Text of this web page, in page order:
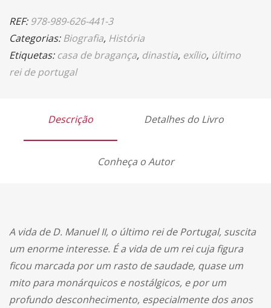
REF:978-989-626-441-3
Categorias:Biografia, História
Etiquetas: casa de bragança, dinastia, exílio, último
rei de portugal
Descrição Detalhes do Livro
Conheça o Autor
A vida de D. Manuel II, o último rei de Portugal, suscita
um enorme interesse. É a vida de um rei cuja figura
ficou marcada por um rasto de saudade, quase um
mito para monárquicos e nostálgicos, e por um
profundo desconhecimento, especialmente dos anos